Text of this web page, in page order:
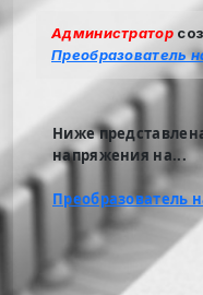
Администратор
Преобразователь
Ниже
напряжения на...
Преобразователь